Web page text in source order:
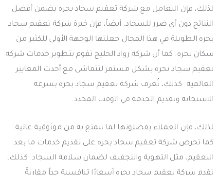
لذلك، فإن التعامل مع شركة تعقيم سجاد بحره يضمن أفضل
النتائج دون أي ضرر للسجاد. أيضاً، فإن خبرة شركة تعقيم سجاد
بحره الطويلة في هذا المجال جعلتها الوجهة الأولى للكثير من
سكان بحره. كما أن شركة رواد الخليج تقوم بتطوير خدمات شركة
تعقيم سجاد بحره بشكل مستمر لتتماشى مع أحدث المعايير
العالمية. كذلك، تُعرف شركة تعقيم سجاد بحره بسرعة
الاستجابة وتقديم الخدمة في الوقت المحدد.
لذلك، فإن العملاء يفضلونها لما تتمتع به من موثوقية عالية.
كما تحرص شركة تعقيم سجاد بحره على تقديم خدمات ما بعد
التعقيم، مثل التهوية والتجفيف لضمان سلامة السجاد. كذلك،
تقدم شركة تعقيم سجاد بحره أسعارًا تنافسية جداً مقارنةً